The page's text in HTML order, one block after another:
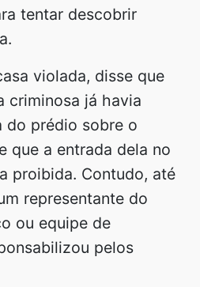
tentar descobrir
violada, disse que
criminosa já havia
do prédio sobre o
que a entrada dela no
proibida. Contudo, até
representante do
ou equipe de
pelos